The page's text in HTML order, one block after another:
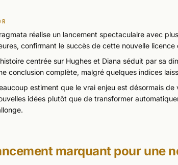
réalise un lancement spectaculaire avec
confirmant le succès de cette nouvelle licence
centrée sur Hughes et Diana séduit par sa
conclusion complète, malgré quelques indices
estiment que le vrai enjeu est désormais
idées plutôt que de transformer
marquant pour une